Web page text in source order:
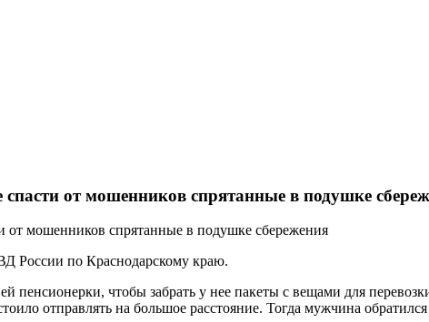
от мошенников спрятанные в подушке
России по Краснодарскому краю.
пенсионерки, чтобы забрать у нее пакеты с вещами для
отправлять на большое расстояние. Тогда мужчина